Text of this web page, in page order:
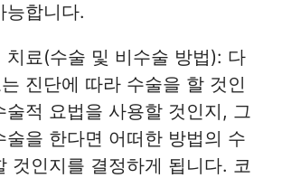
능합니다.
치료(수술 및 비수술 방법): 다
진단에 따라 수술을 할 것인
술적 요법을 사용할 것인지, 그
술을 한다면 어떠한 방법의 수
것인지를 결정하게 됩니다. 코